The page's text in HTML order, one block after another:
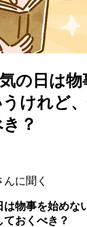
の日は
けれど
？
に聞く
物事を始めな
おくべき？